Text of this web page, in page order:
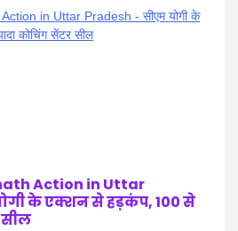
Action in Uttar
के एक्शन से हड़कंप, 100 से
सील